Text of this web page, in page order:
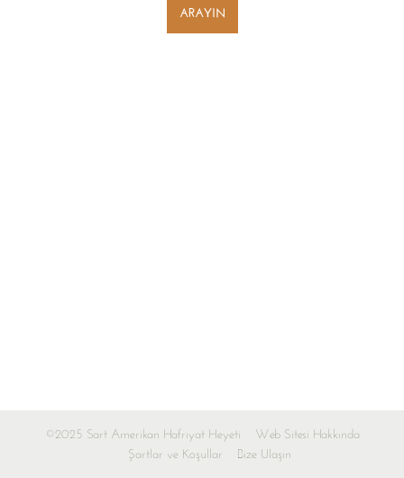
©2025 Sart Amerikan Hafriyat Heyeti
Web Sitesi Hakkında
Şartlar ve Koşullar
Bize Ulaşın